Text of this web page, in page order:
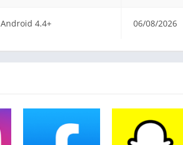
Android 4.4+ 06/08/2026